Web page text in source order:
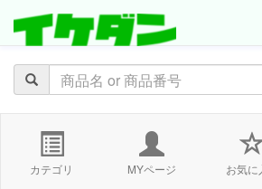
カテゴリ MYページ お気に